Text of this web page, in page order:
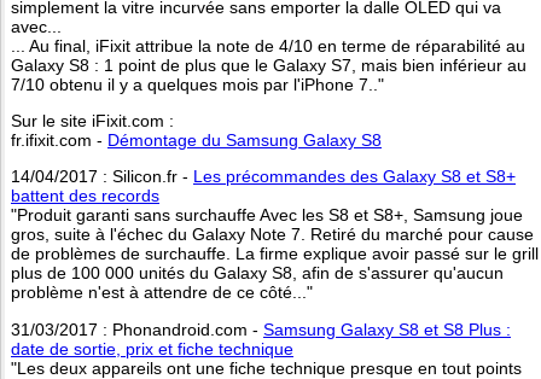
simplement la vitre incurvée sans emporter la dalle OLED qui va
avec...
... Au final, iFixit attribue la note de 4/10 en terme de réparabilité au
Galaxy S8 : 1 point de plus que le Galaxy S7, mais bien inférieur au
7/10 obtenu il y a quelques mois par l'iPhone 7.."
Sur le site iFixit.com :
fr.ifixit.com - Démontage du Samsung Galaxy S8
14/04/2017 : Silicon.fr - Les précommandes des Galaxy S8 et S8+
battent des records
"Produit garanti sans surchauffe Avec les S8 et S8+, Samsung joue
gros, suite à l'échec du Galaxy Note 7. Retiré du marché pour cause
de problèmes de surchauffe. La firme explique avoir passé sur le grill
plus de 100 000 unités du Galaxy S8, afin de s'assurer qu'aucun
problème n'est à attendre de ce côté..."
31/03/2017 : Phonandroid.com - Samsung Galaxy S8 et S8 Plus :
date de sortie, prix et fiche technique
"Les deux appareils ont une fiche technique presque en tout points